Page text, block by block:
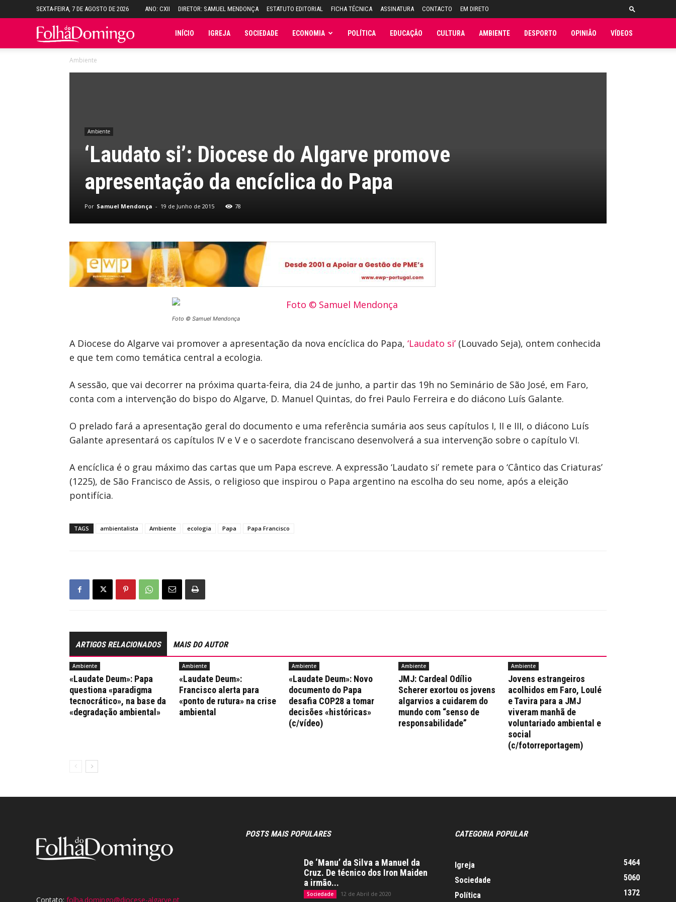
SEXTA-FEIRA, 7 DE AGOSTO DE 2026 ANO: CXII DIRETOR: SAMUEL MENDONÇA ESTATUTO EDITORIAL FICHA TÉCNICA ASSINATURA CONTACTO EM DIRETO
Folha INÍCIO IGREJA SOCIEDADE ECONOMIA POLÍTICA EDUCAÇÃO CULTURA AMBIENTE DESPORTO OPINIÃO VÍDEOS
Ambiente
Ambiente
‘Laudato si’: Diocese do Algarve promove
apresentação da encíclica do Papa
Por Samuel Mendonça - 19 de Junho de 2015 78
Foto © Samuel Mendonça
A Diocese do Algarve vai promover a apresentação da nova encíclica do Papa, ‘Laudato si’ (Louvado Seja), ontem conhecida
e que tem como temática central a ecologia.
A sessão, que vai decorrer na próxima quarta-feira, dia 24 de junho, a partir das 19h no Seminário de São José, em Faro,
conta com a intervenção do bispo do Algarve, D. Manuel Quintas, do frei Paulo Ferreira e do diácono Luís Galante.
O prelado fará a apresentação geral do documento e uma referência sumária aos seus capítulos I, II e III, o diácono Luís
Galante apresentará os capítulos IV e V e o sacerdote franciscano desenvolverá a sua intervenção sobre o capítulo VI.
A encíclica é o grau máximo das cartas que um Papa escreve. A expressão ‘Laudato si’ remete para o ‘Cântico das Criaturas’
(1225), de São Francisco de Assis, o religioso que inspirou o Papa argentino na escolha do seu nome, após a eleição
pontifícia.
TAGS ambientalista Ambiente ecologia Papa Papa Francisco
ARTIGOS RELACIONADOS MAIS DO AUTOR
Ambiente
«Laudate Deum»: Papa
questiona «paradigma
tecnocrático», na base da
«degradação ambiental»
Ambiente
«Laudate Deum»:
Francisco alerta para
«ponto de rutura» na crise
ambiental
Ambiente
«Laudate Deum»: Novo
documento do Papa
desafia COP28 a tomar
decisões «históricas»
(c/vídeo)
Ambiente
JMJ: Cardeal Odílio
Scherer exortou os jovens
algarvios a cuidarem do
mundo com “senso de
responsabilidade”
Ambiente
Jovens estrangeiros
acolhidos em Faro, Loulé
e Tavira para a JMJ
viveram manhã de
voluntariado ambiental e
social
(c/fotorreportagem)
Contato: folha.domingo@diocese-algarve.pt
POSTS MAIS POPULARES
De ‘Manu’ da Silva a Manuel da
Cruz. De técnico dos Iron Maiden
a irmão...
Sociedade 12 de Abril de 2020
CATEGORIA POPULAR
Igreja
5464
Sociedade
5060
Política
1372